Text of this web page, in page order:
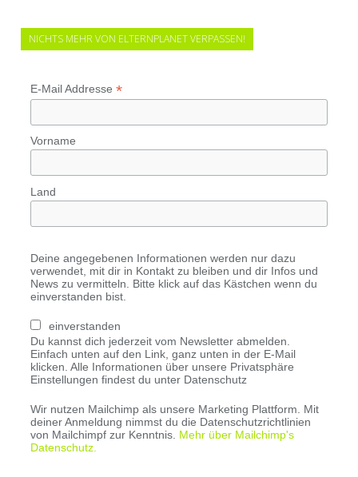
NICHTS MEHR VON ELTERNPLANET VERPASSEN!
E-Mail Addresse *
Vorname
Land
Deine angegebenen Informationen werden nur dazu
verwendet, mit dir in Kontakt zu bleiben und dir Infos und
News zu vermitteln. Bitte klick auf das Kästchen wenn du
einverstanden bist.
einverstanden
Du kannst dich jederzeit vom Newsletter abmelden.
Einfach unten auf den Link, ganz unten in der E-Mail
klicken. Alle Informationen über unsere Privatsphäre
Einstellungen findest du unter Datenschutz
Wir nutzen Mailchimp als unsere Marketing Plattform. Mit
deiner Anmeldung nimmst du die Datenschutzrichtlinien
von Mailchimpf zur Kenntnis. Mehr über Mailchimp's
Datenschutz.